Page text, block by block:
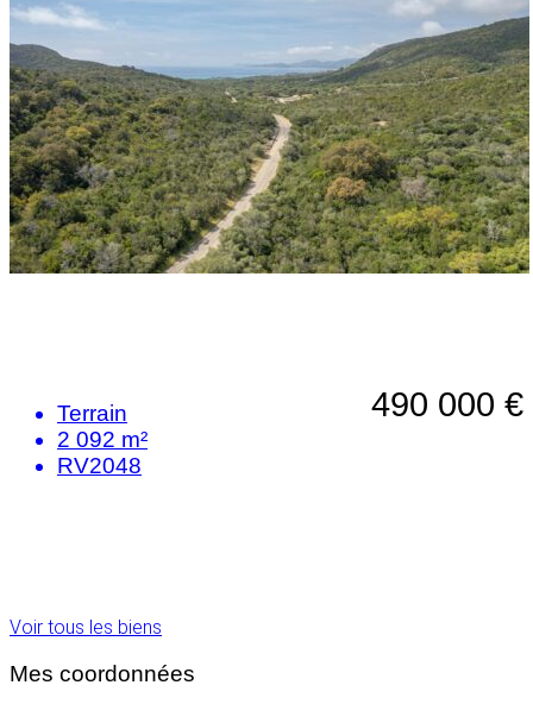
490 000 €
Terrain
2 092 m²
RV2048
Voir tous les biens
Mes coordonnées